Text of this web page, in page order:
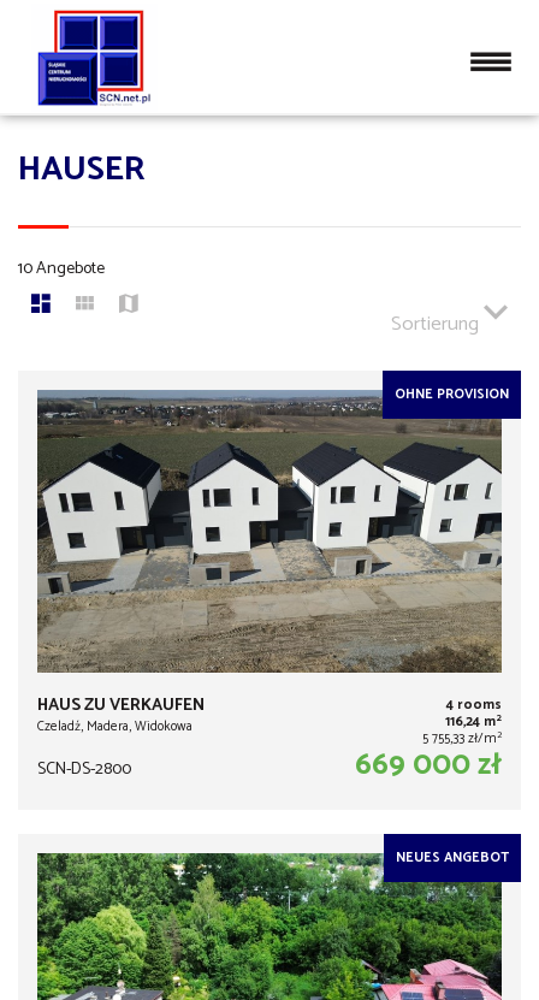
HAUSER
10 Angebote
Sortierung
OHNE PROVISION
HAUS ZU VERKAUFEN
Czeladź, Madera, Widokowa
4 rooms
116,24 m2
5 755,33 zł/m2
SCN-DS-2800 669 000 zł
NEUES ANGEBOT